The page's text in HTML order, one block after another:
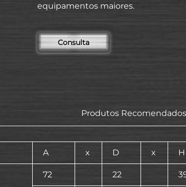
equipamentos maiores.
Consulta
Produtos Recomendados
A x D x H
72 22